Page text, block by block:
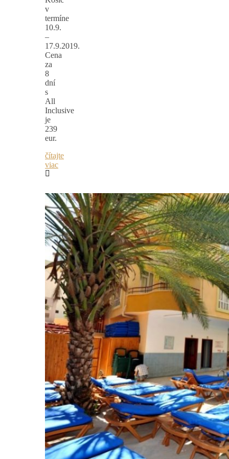
v
termíne
10.9.
–
17.9.2019.
Cena
za
8
dní
s
All
Inclusive
je
239
eur.
čítajte
viac